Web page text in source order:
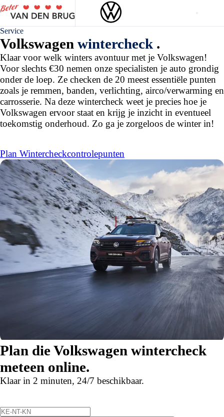
Service
Volkswagen wintercheck .
Klaar voor welk winters avontuur met je Volkswagen!
Voor slechts €30 nemen onze specialisten je auto grondig
onder de loep. Ze checken de 20 meest essentiële punten
zoals je remmen, banden, verlichting, airco/verwarming en
carrosserie. Na deze wintercheck weet je precies hoe je
Volkswagen ervoor staat en krijg je inzicht in eventueel
toekomstig onderhoud. Zo ga je zorgeloos de winter in!
Plan Wintercheckcontrolepunten
Plan die Volkswagen wintercheck
meteen online.
Klaar in 2 minuten, 24/7 beschikbaar.